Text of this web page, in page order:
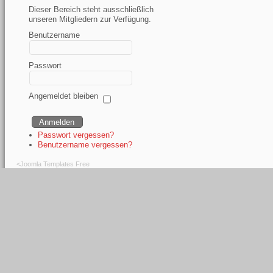
Dieser Bereich steht ausschließlich
unseren Mitgliedern zur Verfügung.
Benutzername
Passwort
Angemeldet bleiben
Passwort vergessen?
Benutzername vergessen?
<Joomla Templates Free